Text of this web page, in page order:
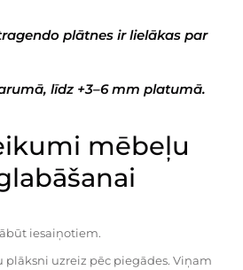
plātnes ir lielākas par
līdz +3–6 mm platumā.
mēbeļu
iesaiņotiem.
uzreiz pēc piegādes. Viņam